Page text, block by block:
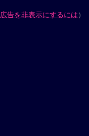
広告を非表示にするには）